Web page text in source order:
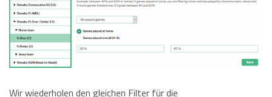
Wir wiederholen den gleichen Filter für die